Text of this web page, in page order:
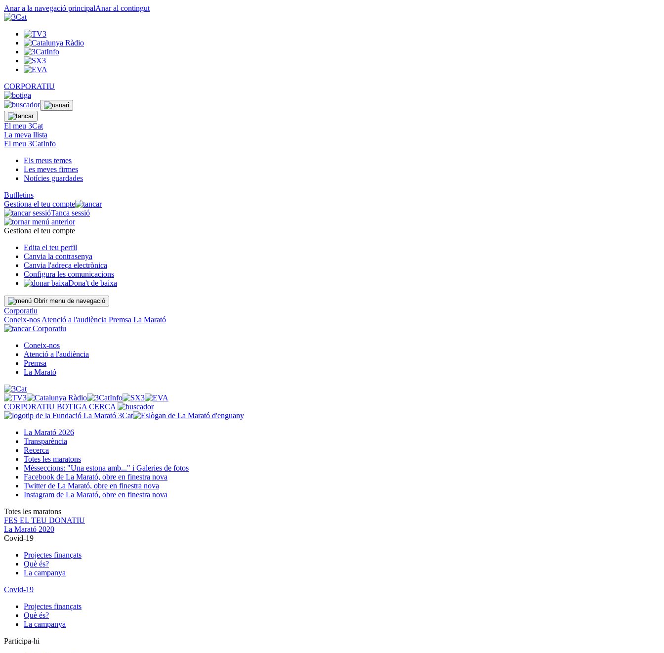
Anar a la navegació principalAnar al contingut
CORPORATIU
El meu 3Cat
La meva llista
El meu 3CatInfo
Els meus temes
Les meves firmes
Notícies guardades
Butlletins
Gestiona el teu compte
Tanca sessió
Gestiona el teu compte
Edita el teu perfil
Canvia la contrasenya
Canvia l'adreça electrònica
Configura les comunicacions
Dona't de baixa
Obrir menu de navegació
Corporatiu
Coneix-nos Atenció a l'audiència Premsa La Marató
Corporatiu
Coneix-nos
Atenció a l'audiència
Premsa
La Marató
CORPORATIU BOTIGA CERCA
La Marató 2026
Transparència
Recerca
Totes les maratons
Mésseccions: "Una estona amb..." i Galeries de fotos
Facebook de La Marató, obre en finestra nova
Twitter de La Marató, obre en finestra nova
Instagram de La Marató, obre en finestra nova
Totes les maratons
FES EL TEU DONATIU
La Marató 2020
Covid-19
Projectes finançats
Què és?
La campanya
Covid-19
Projectes finançats
Què és?
La campanya
Participa-hi